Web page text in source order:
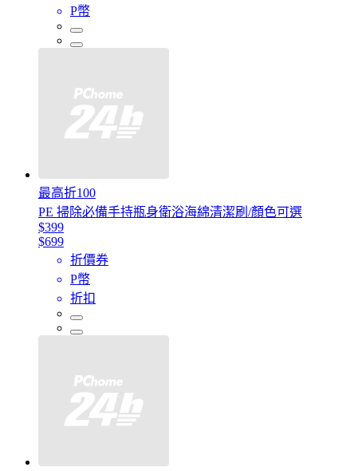
P幣
最高折100
PE 掃除必備手持瓶身衛浴海綿清潔刷/顏色可選
$399
$699
折價券
P幣
折扣